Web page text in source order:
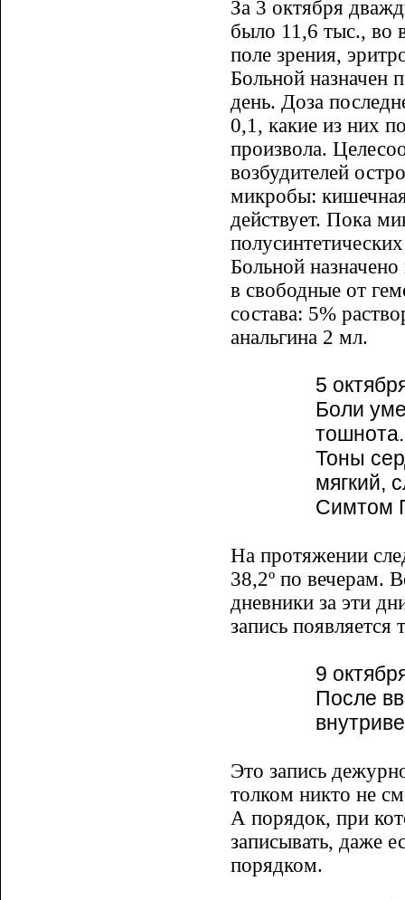
За 3 октября
было 11,6 тыс., во
поле зрения,
Больной назначен
день. Доза
0,1, какие из них
произвола.
возбудителей
микробы:
действует. Пока
Больной
в свободные от
состава: 5%
анальгина 2 мл.
5
Боли
Тоны
мягкий,
Симтом
На протяжении
38,2º по вечерам.
дневники за эти
запись появляется
9
После
Это запись
толком никто не
А порядок, при
записывать, даже
порядком.